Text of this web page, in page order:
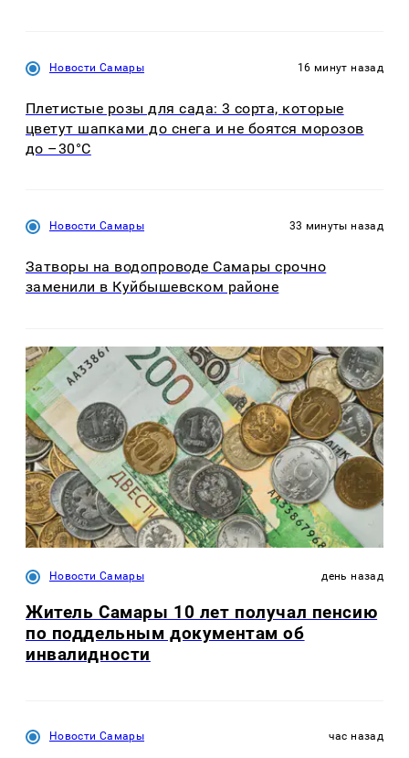
Новости Самары 16 минут назад
Плетистые розы для сада: 3 сорта, которые
цветут шапками до снега и не боятся морозов
до –30°C
Новости Самары 33 минуты назад
Затворы на водопроводе Самары срочно
заменили в Куйбышевском районе
Новости Самары день назад
Житель Самары 10 лет получал пенсию
по поддельным документам об
инвалидности
Новости Самары час назад